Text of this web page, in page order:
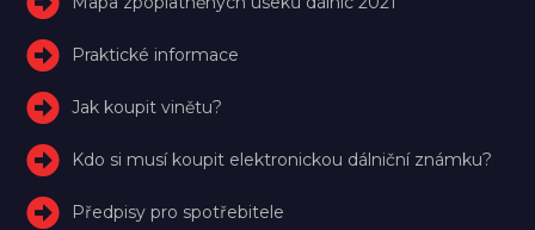
Praktické informace
Jak koupit vinětu?
Kdo si musí koupit elektronickou dálniční známku?
Předpisy pro spotřebitele